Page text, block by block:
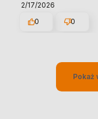
2/17/2026
0
0
Pokaż